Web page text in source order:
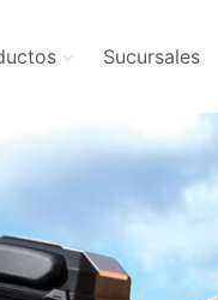
Sucursales